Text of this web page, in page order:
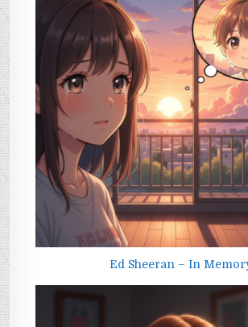
Ed Sheeran – In